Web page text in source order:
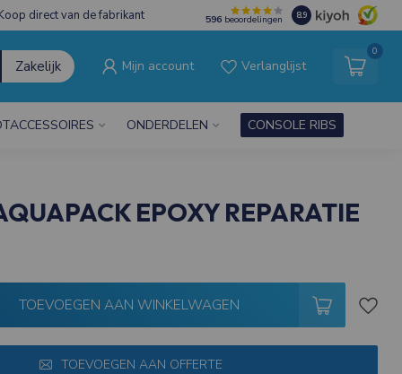
direct van de fabrikant 596 beoordelingen 8.9
Zakelijk Mijn account Verlanglijst
0
ONDERDELEN CONSOLE RIBS
EPOXY REPARATIE
TOEVOEGEN AAN WINKELWAGEN
TOEVOEGEN AAN OFFERTE